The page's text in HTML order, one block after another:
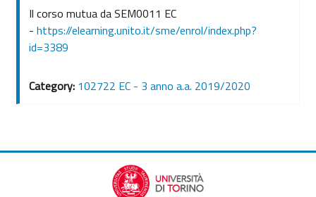
Il corso mutua da SEM0011 EC
- https://elearning.unito.it/sme/enrol/index.php?
id=3389
Category: 102722 EC - 3 anno a.a. 2019/2020